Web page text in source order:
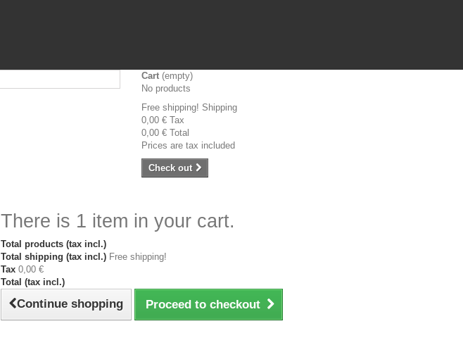
Cart (empty)
No products
Free shipping! Shipping
0,00 € Tax
0,00 € Total
Prices are tax included
Check out
There is 1 item in your cart.
Total products (tax incl.)
Total shipping (tax incl.) Free shipping!
Tax 0,00 €
Total (tax incl.)
Continue shopping Proceed to checkout